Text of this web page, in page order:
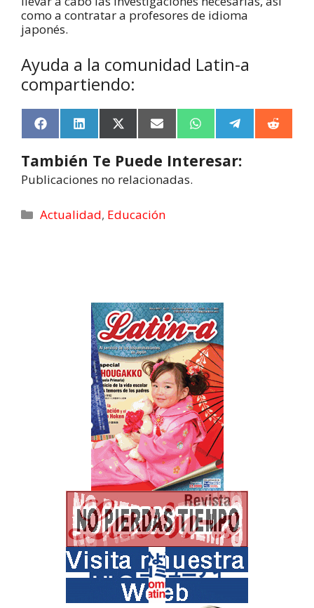
como a contratar a profesores de idioma
japonés.
Ayuda a la comunidad Latin-a
compartiendo:
F
a
e
b
o
k
L
i
k
e
d
n
X
(
w
i
t
e
r
E
m
a
l
W
h
t
e
e
R
e
También Te Puede Interesar:
Publicaciones no relacionadas.
Actualidad, Educación